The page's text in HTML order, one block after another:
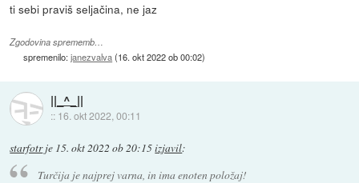
ti sebi praviš seljačina, ne jaz
Zgodovina sprememb…
spremenilo:janezvalva(16. okt 2022 ob 00:02)
||_^_||
:: 16. okt 2022, 00:11
starfotrje 15. okt 2022 ob 20:15izjavil:
Turčija je najprej varna, in ima enoten položaj!